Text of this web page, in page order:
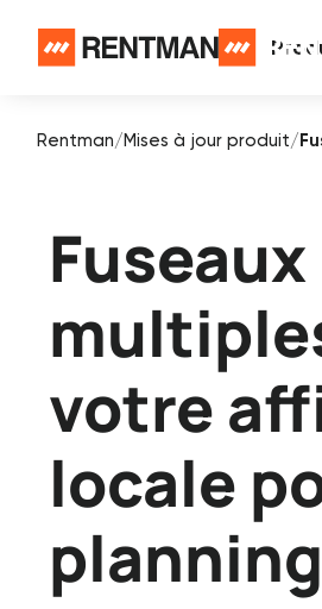
Rentman/Mises à jour produit/
votre
locale
planning